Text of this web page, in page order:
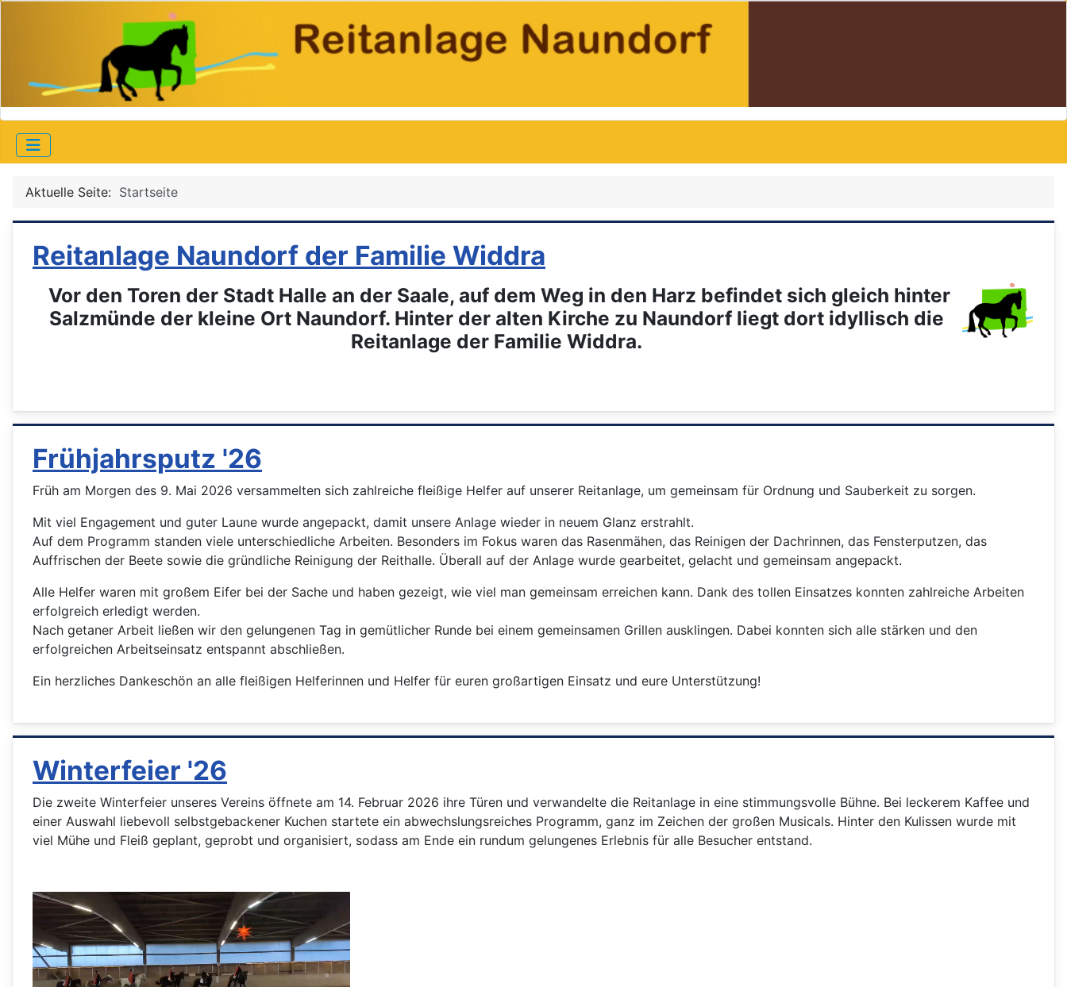
Aktuelle Seite: Startseite
Reitanlage Naundorf der Familie Widdra
Vor den Toren der Stadt Halle an der Saale, auf dem Weg in den Harz befindet sich gleich hinter
Salzmünde der kleine Ort Naundorf. Hinter der alten Kirche zu Naundorf liegt dort idyllisch die
Reitanlage der Familie Widdra.
Frühjahrsputz '26
Früh am Morgen des 9. Mai 2026 versammelten sich zahlreiche fleißige Helfer auf unserer Reitanlage, um gemeinsam für Ordnung und Sauberkeit zu sorgen.
Mit viel Engagement und guter Laune wurde angepackt, damit unsere Anlage wieder in neuem Glanz erstrahlt.
Auf dem Programm standen viele unterschiedliche Arbeiten. Besonders im Fokus waren das Rasenmähen, das Reinigen der Dachrinnen, das Fensterputzen, das
Auffrischen der Beete sowie die gründliche Reinigung der Reithalle. Überall auf der Anlage wurde gearbeitet, gelacht und gemeinsam angepackt.
Alle Helfer waren mit großem Eifer bei der Sache und haben gezeigt, wie viel man gemeinsam erreichen kann. Dank des tollen Einsatzes konnten zahlreiche Arbeiten
erfolgreich erledigt werden.
Nach getaner Arbeit ließen wir den gelungenen Tag in gemütlicher Runde bei einem gemeinsamen Grillen ausklingen. Dabei konnten sich alle stärken und den
erfolgreichen Arbeitseinsatz entspannt abschließen.
Ein herzliches Dankeschön an alle fleißigen Helferinnen und Helfer für euren großartigen Einsatz und eure Unterstützung!
Winterfeier '26
Die zweite Winterfeier unseres Vereins öffnete am 14. Februar 2026 ihre Türen und verwandelte die Reitanlage in eine stimmungsvolle Bühne. Bei leckerem Kaffee und
einer Auswahl liebevoll selbstgebackener Kuchen startete ein abwechslungsreiches Programm, ganz im Zeichen der großen Musicals. Hinter den Kulissen wurde mit
viel Mühe und Fleiß geplant, geprobt und organisiert, sodass am Ende ein rundum gelungenes Erlebnis für alle Besucher entstand.